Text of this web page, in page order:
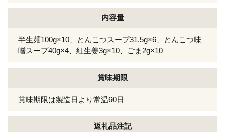
内容量
半生麺100g×10、とんこつスープ31.5g×6、とんこつ味
噌スープ40g×4、紅生姜3g×10、ごま2g×10
賞味期限
賞味期限は製造日より常温60日
返礼品注記